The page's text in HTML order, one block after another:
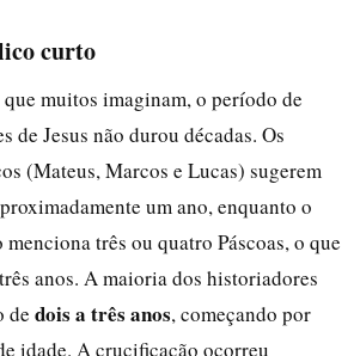
curto
muitos imaginam, o período de
de Jesus não durou décadas. Os
(Mateus, Marcos e Lucas) sugerem
um ano, enquanto o
três ou quatro Páscoas, o que
anos. A maioria dos historiadores
de dois a três anos, começando por
idade. A crucificação ocorreu